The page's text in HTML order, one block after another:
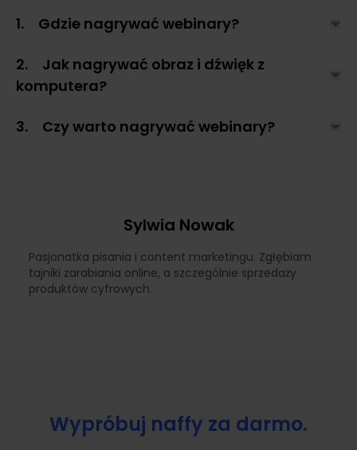
1. Gdzie nagrywać webinary?
2. Jak nagrywać obraz i dźwięk z
komputera?
3. Czy warto nagrywać webinary?
Sylwia Nowak
Pasjonatka pisania i content marketingu. Zgłębiam
tajniki zarabiania online, a szczególnie sprzedaży
produktów cyfrowych.
Wypróbuj naffy za darmo.